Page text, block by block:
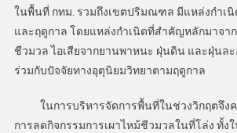
ในพื้นที่ กทม. รวมถึงเขตปริมณฑล มีแหล่งกำเ
และฤดูกาล โดยแหล่งกำเนิดที่สำคัญหลักมาจาก
ชีวมวล ไอเสียจากยานพาหนะ ฝุ่นดิน และฝุ่นล
ร่วมกับปัจจัยทางอุตุนิยมวิทยาตามฤดูกาล
ในการบริหารจัดการพื้นที่ในช่วงวิกฤตจึงค
การลดกิจกรรมการเผาไหม้ชีวมวลในที่โล่ง ทั้ง